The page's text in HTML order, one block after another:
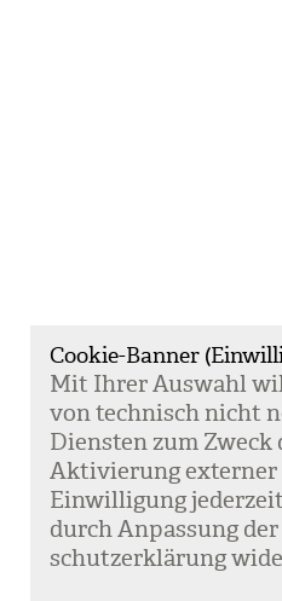
Cookie-Banner
Mit Ihrer Aus­wahl
von tech­nisch nicht
Diens­ten zum
Akti­vie­rung exter­ner
Ein­wil­li­gung
durch Anpas­sung
schutz­er­klä­rung